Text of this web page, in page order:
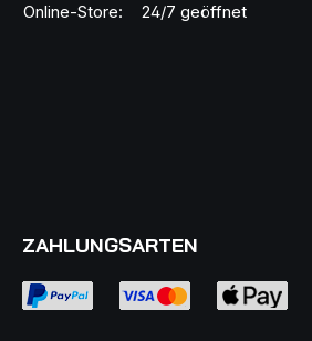
Online-Store:
24/7 geöffnet
ZAHLUNGSARTEN